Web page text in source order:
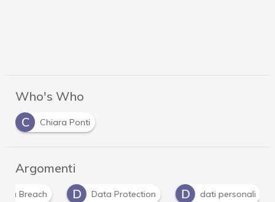
Who's Who
C
Chiara Ponti
Argomenti
D
Data Protection D dati personali D dati